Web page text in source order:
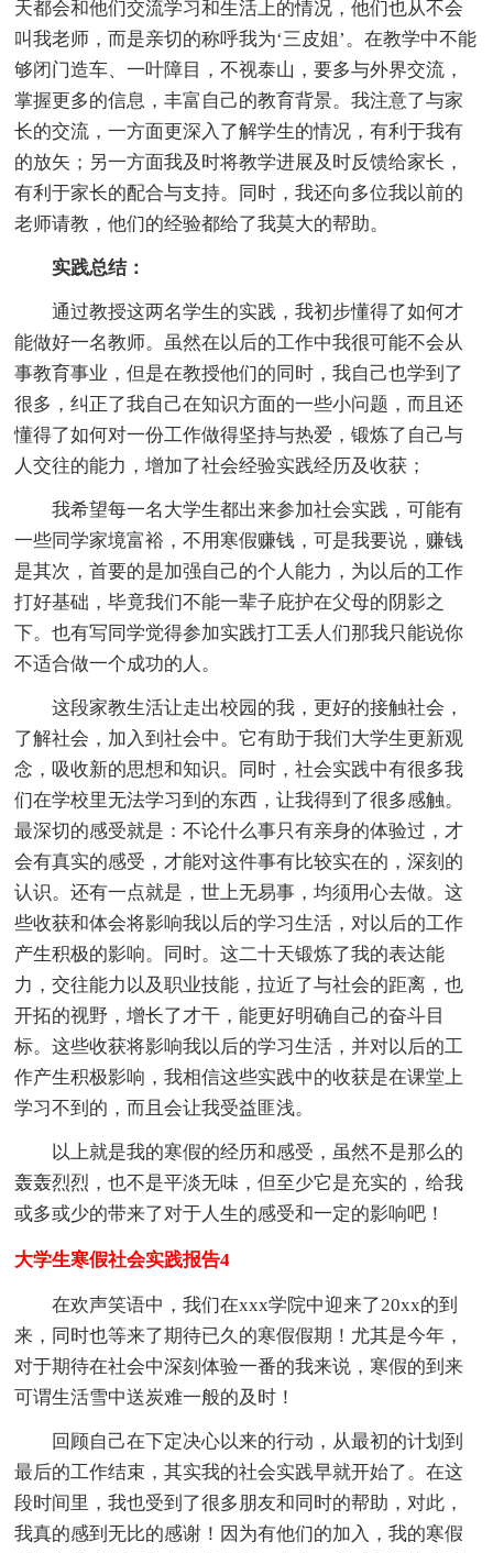
天都会和他们交流学习和生活上的情况，他们也从不会
叫我老师，而是亲切的称呼我为‘三皮姐’。在教学中不能
够闭门造车、一叶障目，不视泰山，要多与外界交流，
掌握更多的信息，丰富自己的教育背景。我注意了与家
长的交流，一方面更深入了解学生的情况，有利于我有
的放矢；另一方面我及时将教学进展及时反馈给家长，
有利于家长的配合与支持。同时，我还向多位我以前的
老师请教，他们的经验都给了我莫大的帮助。
实践总结：
通过教授这两名学生的实践，我初步懂得了如何才
能做好一名教师。虽然在以后的工作中我很可能不会从
事教育事业，但是在教授他们的同时，我自己也学到了
很多，纠正了我自己在知识方面的一些小问题，而且还
懂得了如何对一份工作做得坚持与热爱，锻炼了自己与
人交往的能力，增加了社会经验实践经历及收获；
我希望每一名大学生都出来参加社会实践，可能有
一些同学家境富裕，不用寒假赚钱，可是我要说，赚钱
是其次，首要的是加强自己的个人能力，为以后的工作
打好基础，毕竟我们不能一辈子庇护在父母的阴影之
下。也有写同学觉得参加实践打工丢人们那我只能说你
不适合做一个成功的人。
这段家教生活让走出校园的我，更好的接触社会，
了解社会，加入到社会中。它有助于我们大学生更新观
念，吸收新的思想和知识。同时，社会实践中有很多我
们在学校里无法学习到的东西，让我得到了很多感触。
最深切的感受就是：不论什么事只有亲身的体验过，才
会有真实的感受，才能对这件事有比较实在的，深刻的
认识。还有一点就是，世上无易事，均须用心去做。这
些收获和体会将影响我以后的学习生活，对以后的工作
产生积极的影响。同时。这二十天锻炼了我的表达能
力，交往能力以及职业技能，拉近了与社会的距离，也
开拓的视野，增长了才干，能更好明确自己的奋斗目
标。这些收获将影响我以后的学习生活，并对以后的工
作产生积极影响，我相信这些实践中的收获是在课堂上
学习不到的，而且会让我受益匪浅。
以上就是我的寒假的经历和感受，虽然不是那么的
轰轰烈烈，也不是平淡无味，但至少它是充实的，给我
或多或少的带来了对于人生的感受和一定的影响吧！
大学生寒假社会实践报告4
在欢声笑语中，我们在xxx学院中迎来了20xx的到
来，同时也等来了期待已久的寒假假期！尤其是今年，
对于期待在社会中深刻体验一番的我来说，寒假的到来
可谓生活雪中送炭难一般的及时！
回顾自己在下定决心以来的行动，从最初的计划到
最后的工作结束，其实我的社会实践早就开始了。在这
段时间里，我也受到了很多朋友和同时的帮助，对此，
我真的感到无比的感谢！因为有他们的加入，我的寒假